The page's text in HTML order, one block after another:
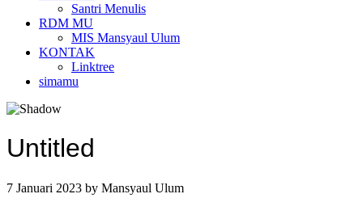
Santri Menulis
RDM MU
MIS Mansyaul Ulum
KONTAK
Linktree
simamu
Untitled
7 Januari 2023 by Mansyaul Ulum